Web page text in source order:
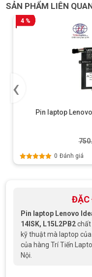
SẢN PHẨM LIÊN
4 %
Pin laptop
Được xếp
0 Đánh giá
‹
ĐẶC
Pin laptop Lenovo
14ISK, L15L2PB2chất
kỹ thuật mà laptop
của hàng Trí Tiến
Nội.